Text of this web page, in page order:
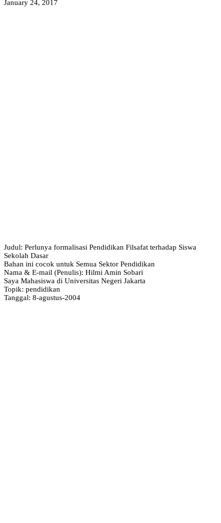
January 24, 2017
Judul: Perlunya formalisasi Pendidikan Filsafat terhadap Siswa
Sekolah Dasar
Bahan ini cocok untuk Semua Sektor Pendidikan
Nama & E-mail (Penulis): Hilmi Amin Sobari
Saya Mahasiswa di Universitas Negeri Jakarta
Topik: pendidikan
Tanggal: 8-agustus-2004